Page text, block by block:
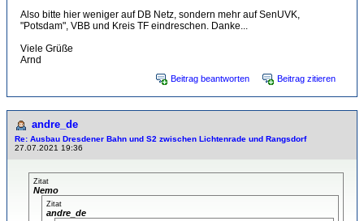
Also bitte hier weniger auf DB Netz, sondern mehr auf SenUVK,
"Potsdam", VBB und Kreis TF eindreschen. Danke...
Viele Grüße
Arnd
Beitrag beantworten Beitrag zitieren
andre_de
Re: Ausbau Dresdener Bahn und S2 zwischen Lichtenrade und Rangsdorf
27.07.2021 19:36
Zitat
Nemo
Zitat
andre_de